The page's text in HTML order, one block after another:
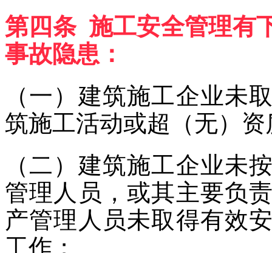
第四条 施工安全管理有
事故隐患：
（一）建筑施工企业未
筑施工活动或超（无）
（二）建筑施工企业未
管理人员，或其主要负
产管理人员未取得有效
工作；